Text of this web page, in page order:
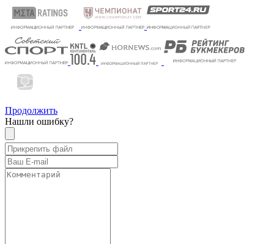
Продолжить
Нашли ошибку?